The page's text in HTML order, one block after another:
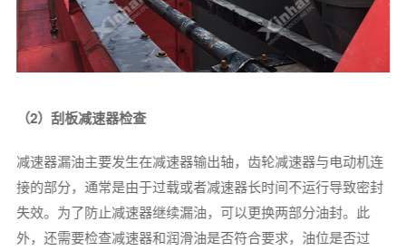
（2）刮板减速器检查
减速器漏油主要发生在减速器输出轴，齿轮减速器与电动机连
接的部分，通常是由于过载或者减速器长时间不运行导致密封
失效。为了防止减速器继续漏油，可以更换两部分油封。此
外，还需要检查减速器和润滑油是否符合要求，油位是否过